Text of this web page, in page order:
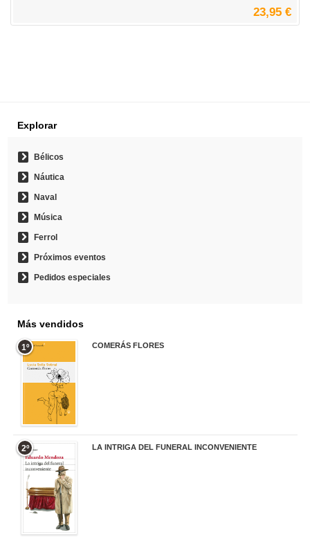
23,95 €
Explorar
Bélicos
Náutica
Naval
Música
Ferrol
Próximos eventos
Pedidos especiales
Más vendidos
1º COMERÁS FLORES
2º LA INTRIGA DEL FUNERAL INCONVENIENTE